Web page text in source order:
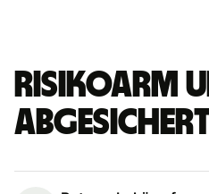
Risikoarm